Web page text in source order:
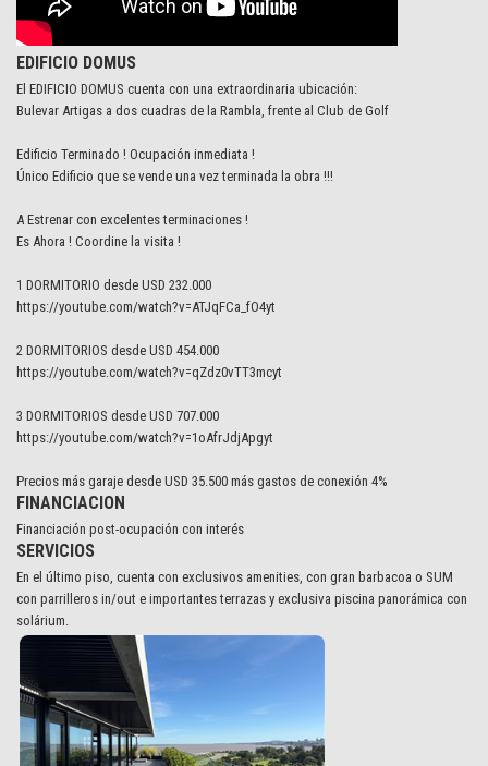
EDIFICIO DOMUS
El EDIFICIO DOMUS cuenta con una extraordinaria ubicación:
Bulevar Artigas a dos cuadras de la Rambla, frente al Club de Golf
Edificio Terminado ! Ocupación inmediata !
Único Edificio que se vende una vez terminada la obra !!!
A Estrenar con excelentes terminaciones !
Es Ahora ! Coordine la visita !
1 DORMITORIO desde USD 232.000
https://youtube.com/watch?v=ATJqFCa_fO4yt
2 DORMITORIOS desde USD 454.000
https://youtube.com/watch?v=qZdz0vTT3mcyt
3 DORMITORIOS desde USD 707.000
https://youtube.com/watch?v=1oAfrJdjApgyt
Precios más garaje desde USD 35.500 más gastos de conexión 4%
FINANCIACION
Financiación post-ocupación con interés
SERVICIOS
En el último piso, cuenta con exclusivos amenities, con gran barbacoa o SUM
con parrilleros in/out e importantes terrazas y exclusiva piscina panorámica con
solárium.